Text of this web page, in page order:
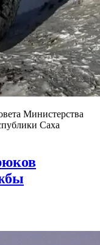
Министерства
Саха